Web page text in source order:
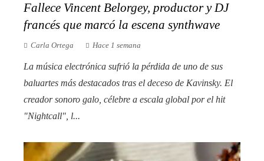
Fallece Vincent Belorgey, productor y DJ
francés que marcó la escena synthwave
Carla Ortega Hace 1 semana
La música electrónica sufrió la pérdida de uno de sus
baluartes más destacados tras el deceso de Kavinsky. El
creador sonoro galo, célebre a escala global por el hit
"Nightcall", l...